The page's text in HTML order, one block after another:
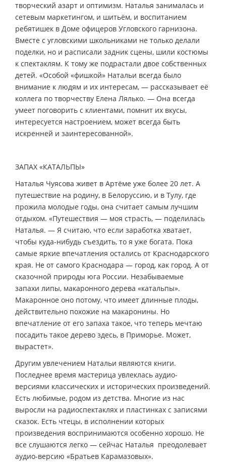
творческий азарт и оптимизм. Наталья занималась и
сетевым маркетингом, и шитьём, и воспитанием
ребятишек в Доме офицеров Угловского гарнизона.
Вместе с угловскими школьниками не только делали
поделки, но и расписали задник сцены, шили костюмы
к спектаклям. К тому же подрастали двое собственных
детей. «Особой «фишкой» Натальи всегда было
внимание к людям и их интересам, — рассказывает её
коллега по творчеству Елена Лялько. — Она всегда
умеет поговорить с клиентами, помнит их вкусы,
интересуется настроением, может всегда быть
искренней и заинтересованной».
ЗАПАХ «КАТАЛЬПЫ»
Наталья Чуясова живет в Артёме уже более 20 лет. А
путешествие на родину, в Белоруссию, и в Тулу, где
прожила молодые годы, она считает самым лучшим
отдыхом. «Путешествия — моя страсть, — поделилась
Наталья. — Я считаю, что если заработка хватает,
чтобы куда-нибудь съездить, то я уже богата. Пока
самые яркие впечатления остались от Краснодарского
края. Не от самого Краснодара — город, как город. А от
сказочной природы юга России. Незабываемые
запахи липы, макаронного дерева «катальпы».
Макаронное оно потому, что имеет длинные плоды,
действительно похожие на макаронины. Но
впечатление от его запаха такое, что теперь мечтаю
посадить такое дерево здесь, в Приморье. Может,
вырастет».
Другим увлечением Натальи являются книги.
Последнее время мастерица увлеклась аудио-
версиями классических и исторических произведений.
Есть любимые, родом из детства. Многие из нас
выросли на радиоспектаклях и пластинках с записями
сказок. Есть чтецы, в исполнении которых
произведения воспринимаются особенно хорошо. Не
все слушаются легко — сейчас Наталья преодолевает
аудио-версию «Братьев Карамазовых».